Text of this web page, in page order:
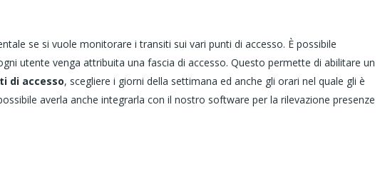
se si vuole monitorare i transiti sui vari punti di accesso. È possibile
utente venga attribuita una fascia di accesso. Questo permette di abilitare un
di accesso, scegliere i giorni della settimana ed anche gli orari nel quale gli è
averla anche integrarla con il nostro software per la rilevazione presenze